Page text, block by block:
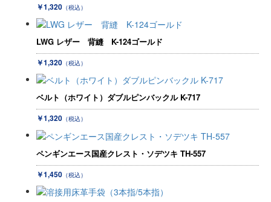
￥1,320 （税込）
LWG レザー 背縫 K-124ゴールド
￥1,320 （税込）
ベルト（ホワイト）ダブルピンバックル K-717
￥1,320 （税込）
ペンギンエース国産クレスト・ソデツキ TH-557
￥1,450 （税込）